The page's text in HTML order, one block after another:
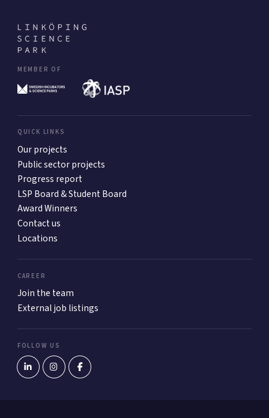
MEMBER OF
QUICK LINKS
Our projects
Public sector projects
Progress report
LSP Board & Student Board
Award Winners
Contact us
Locations
CAREER
Join the team
External job listings
FOLLOW US